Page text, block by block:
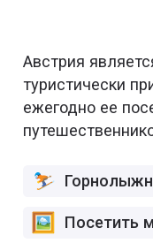
Австрия
туристически
ежегодно ее
Посетить